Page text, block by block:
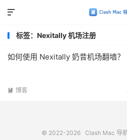

标签：Nexitally 机场注册
如何使用 Nexitally 奶昔机场翻墙？
 博客
© 2022-2026 Clash Mac 导